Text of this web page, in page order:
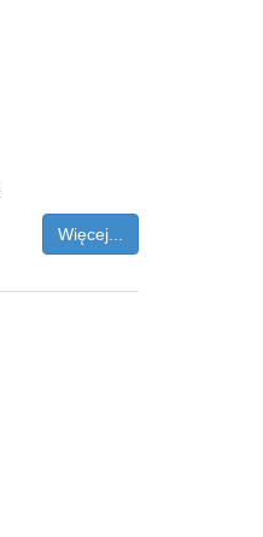
Więcej...